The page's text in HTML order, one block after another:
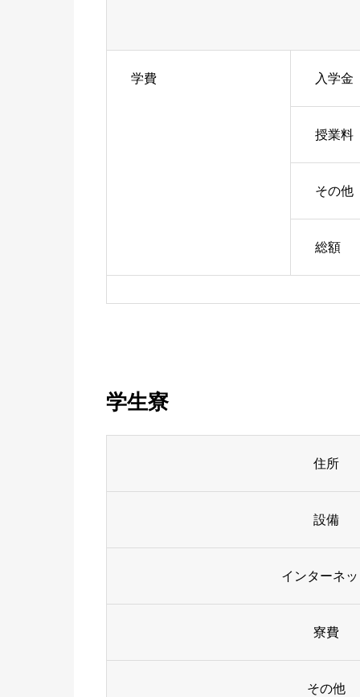
学費 入学金
授業料
その他
総額
学生寮
住所
設備
インターネ
寮費
その他